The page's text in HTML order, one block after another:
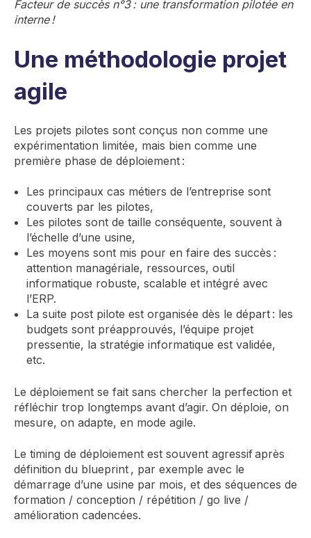
Facteur de succès n°3 : une transformation pilotée en
interne !
Une méthodologie projet
agile
Les projets pilotes sont conçus non comme une
expérimentation limitée, mais bien comme une
première phase de déploiement :
Les principaux cas métiers de l’entreprise sont
couverts par les pilotes,
Les pilotes sont de taille conséquente, souvent à
l’échelle d’une usine,
Les moyens sont mis pour en faire des succès :
attention managériale, ressources, outil
informatique robuste, scalable et intégré avec
l’ERP.
La suite post pilote est organisée dès le départ : les
budgets sont préapprouvés, l’équipe projet
pressentie, la stratégie informatique est validée,
etc.
Le déploiement se fait sans chercher la perfection et
réfléchir trop longtemps avant d’agir. On déploie, on
mesure, on adapte, en mode agile.
Le timing de déploiement est souvent agressif après
définition du blueprint , par exemple avec le
démarrage d’une usine par mois, et des séquences de
formation / conception / répétition / go live /
amélioration cadencées.